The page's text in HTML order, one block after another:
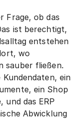
Frage, ob das
ist berechtigt,
entstehen
wo
sauber fließen.
ein
ein Shop
das ERP
Abwicklung